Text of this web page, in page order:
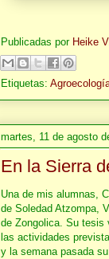
Publicadas por Heike V.
Etiquetas:
martes, 11 de agosto
En la Sierra
Una de mis alumnas,
de Soledad Atzompa,
de Zongolica. Su tesis
las actividades
y la semana pasada